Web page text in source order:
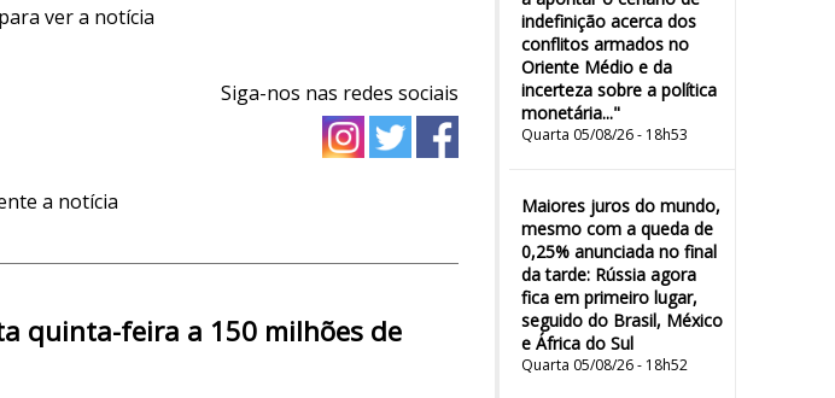
indefinição acerca dos
conflitos armados no
Oriente Médio e da
incerteza sobre a política
monetária..."
Quarta 05/08/26 - 18h53
Maiores juros do mundo,
mesmo com a queda de
0,25% anunciada no final
da tarde: Rússia agora
fica em primeiro lugar,
seguido do Brasil, México
e África do Sul
Quarta 05/08/26 - 18h52
ver a notícia
Siga-nos nas redes sociais
a notícia
quinta-feira a 150 milhões de